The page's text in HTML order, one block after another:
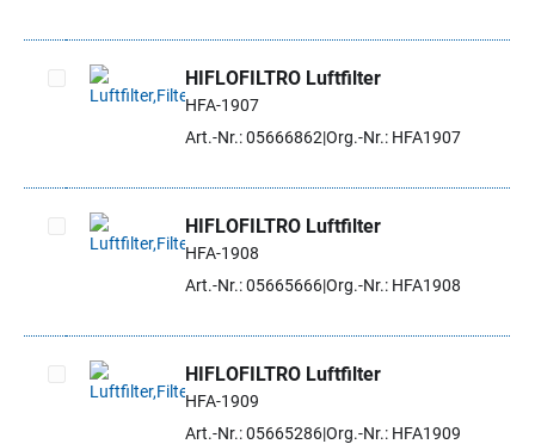
Artikel auswählen
HIFLOFILTRO Luftfilter
HFA-1907
Art.-Nr.: 05666862 Org.-Nr.: HFA1907
Artikel auswählen
HIFLOFILTRO Luftfilter
HFA-1908
Art.-Nr.: 05665666Org.-Nr.: HFA1908
Artikel auswählen
HIFLOFILTRO Luftfilter
HFA-1909
Art.-Nr.: 05665286Org.-Nr.: HFA1909